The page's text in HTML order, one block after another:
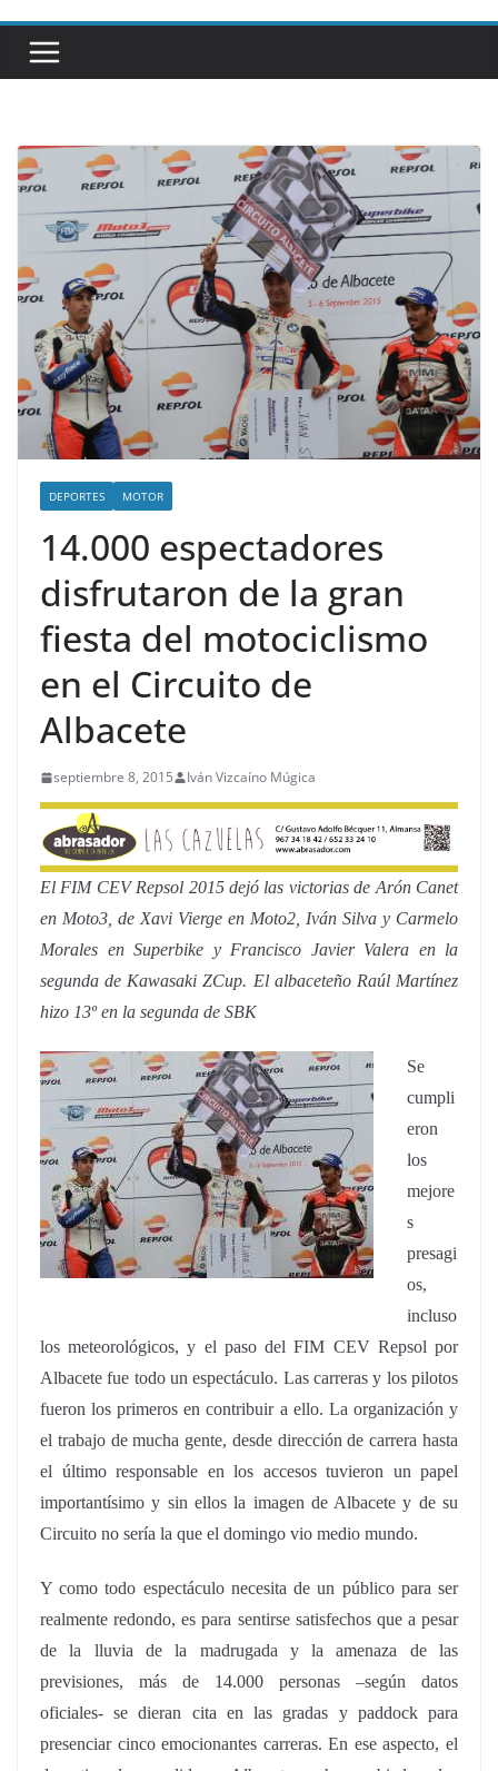
DEPORTES MOTOR
14.000 espectadores
disfrutaron de la gran
fiesta del motociclismo
en el Circuito de
Albacete
septiembre 8, 2015 Iván Vizcaíno Múgica
El FIM CEV Repsol 2015 dejó las victorias de Arón Canet
en Moto3, de Xavi Vierge en Moto2, Iván Silva y Carmelo
Morales en Superbike y Francisco Javier Valera en la
segunda de Kawasaki ZCup. El albaceteño Raúl Martínez
hizo 13º en la segunda de SBK
Se
cumpli
eron
los
mejore
s
presagi
os,
incluso
los meteorológicos, y el paso del FIM CEV Repsol por
Albacete fue todo un espectáculo. Las carreras y los pilotos
fueron los primeros en contribuir a ello. La organización y
el trabajo de mucha gente, desde dirección de carrera hasta
el último responsable en los accesos tuvieron un papel
importantísimo y sin ellos la imagen de Albacete y de su
Circuito no sería la que el domingo vio medio mundo.
Y como todo espectáculo necesita de un público para ser
realmente redondo, es para sentirse satisfechos que a pesar
de la lluvia de la madrugada y la amenaza de las
previsiones, más de 14.000 personas –según datos
oficiales- se dieran cita en las gradas y paddock para
presenciar cinco emocionantes carreras. En ese aspecto, el